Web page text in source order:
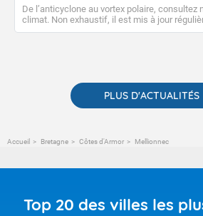
De l’anticyclone au vortex polaire, consultez
climat. Non exhaustif, il est mis à jour
publications. Vous y trouverez également
PLUS D'ACTUALITÉS
Accueil Bretagne Côtes d'Armor Mellionnec
Top 20 des villes les